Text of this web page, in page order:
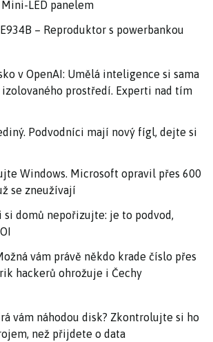
Mini-LED panelem
E934B – Reproduktor s powerbankou
v OpenAI: Umělá inteligence si sama
izolovaného prostředí. Experti nad tím
Podvodníci mají nový fígl, dejte si
Windows. Microsoft opravil přes 600
se zneužívají
domů nepořizujte: je to podvod,
vám právě někdo krade číslo přes
hackerů ohrožuje i Čechy
vám náhodou disk? Zkontrolujte si ho
než přijdete o data